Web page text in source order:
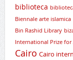
biblioteca
Biennale arte islamica
Bin Rashid Library
International Prize
Cairo Cairo